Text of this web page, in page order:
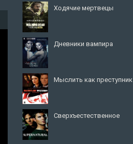
Ходячие мертвецы
Дневники вампира
Мыслить как преступник
Сверхъестественное